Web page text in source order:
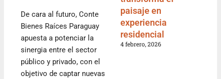
De cara al futuro, Conte
Bienes Raíces Paraguay
apuesta a potenciar la
sinergia entre el sector
público y privado, con el
objetivo de captar nuevas
paisaje en
experiencia
residencial
4 febrero, 2026